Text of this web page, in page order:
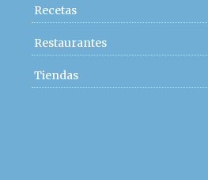
Recetas
Restaurantes
Tiendas